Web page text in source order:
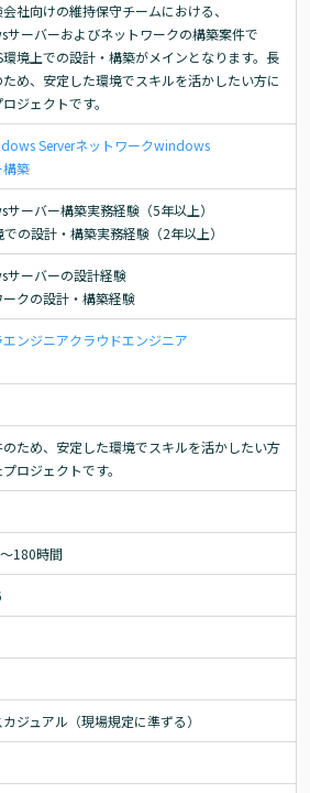
社向けの維持保守チームにおける、
サーバーおよびネットワークの構築案件で
環境上での設計・構築がメインとなります。長
め、安定した環境でスキルを活かしたい方に
ジェクトです。
Serverネットワークwindows
構築
ーバー構築実務経験（5年以上）
での設計・構築実務経験（2年以上）
サーバーの設計経験
ークの設計・構築経験
ンジニアクラウドエンジニア
のため、安定した環境でスキルを活かしたい方
ロジェクトです。
180時間
ジュアル（現場規定に準ずる）